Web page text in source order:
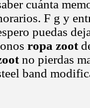
cuánta
F g y
puedas
ropa zoot
no pierdas
band